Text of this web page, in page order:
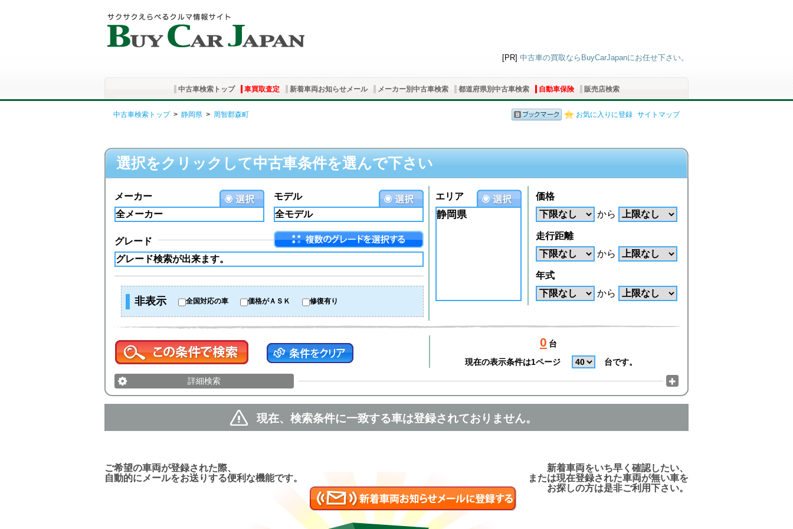
[PR] 中古車の買取ならBuyCarJapanにお任せ下さい。
中古車検索トップ 車買取査定 新着車両お知らせメール メーカー別中古車検索 都道府県別中古車検索 自動車保険 販売店検索
お気に入りに登録 サイトマップ
中古車検索トップ> 静岡県 > 周智郡森町
選択をクリックして中古車条件を選んで下さい
モデル
メーカー
グレード
非表示 全国対応の車 価格がＡＳＫ 修復有り
エリア
静岡県
価格
から
走行距離
から
年式
から
0 台
現在の表示条件は1ページ
台です。
詳細検索
現在、検索条件に一致する車は登録されておりません。
新着車両をいち早く確認したい、
または現在登録された車両が無い車を
お探しの方は是非ご利用下さい。
ご希望の車両が登録された際、
自動的にメールをお送りする便利な機能です。